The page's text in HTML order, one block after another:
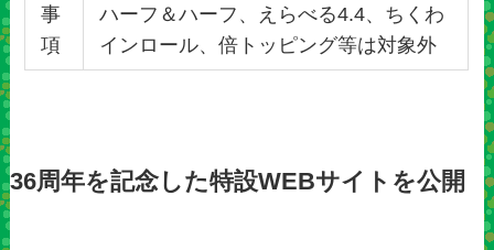
事
項
ハーフ＆ハーフ、えらべる4.4、ちくわ
インロール、倍トッピング等は対象外
36周年を記念した特設WEBサイトを公開